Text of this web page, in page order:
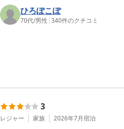
ひろぽこぽ
70代/男性 |340件のクチコミ
3
レジャー 家族 2026年7月宿泊